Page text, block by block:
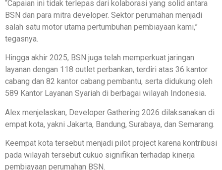
“Capaian ini tidak terlepas dari kolaborasi yang solid antara
BSN dan para mitra developer. Sektor perumahan menjadi
salah satu motor utama pertumbuhan pembiayaan kami,”
tegasnya.
Hingga akhir 2025, BSN juga telah memperkuat jaringan
layanan dengan 118 outlet perbankan, terdiri atas 36 kantor
cabang dan 82 kantor cabang pembantu, serta didukung oleh
589 Kantor Layanan Syariah di berbagai wilayah Indonesia.
Alex menjelaskan, Developer Gathering 2026 dilaksanakan di
empat kota, yakni Jakarta, Bandung, Surabaya, dan Semarang.
Keempat kota tersebut menjadi pilot project karena kontribusi
pada wilayah tersebut cukuo signifikan terhadap kinerja
pembiayaan perumahan BSN.